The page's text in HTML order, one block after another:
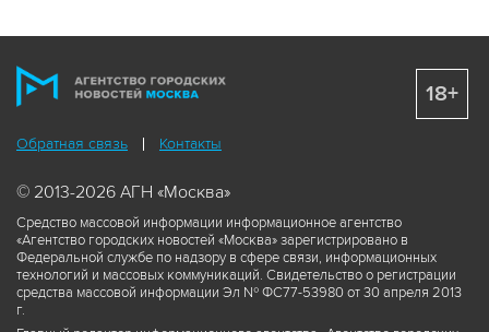
Обратная связь Контакты
© 2013-2026 АГН «Москва»
Средство массовой информации информационное агентство
«Агентство городских новостей «Москва» зарегистрировано в
Федеральной службе по надзору в сфере связи, информационных
технологий и массовых коммуникаций. Свидетельство о регистрации
средства массовой информации Эл № ФС77-53980 от 30 апреля 2013
г.
18+